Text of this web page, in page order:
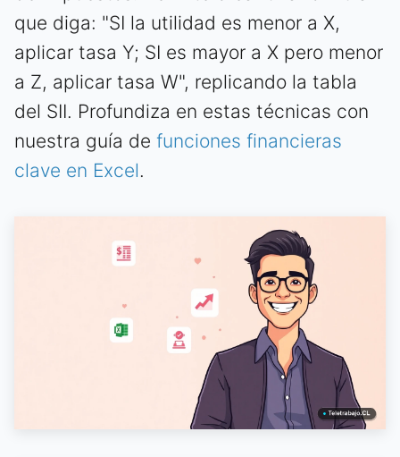
que diga: "SI la utilidad es menor a X,
aplicar tasa Y; SI es mayor a X pero menor
a Z, aplicar tasa W", replicando la tabla
del SII. Profundiza en estas técnicas con
nuestra guía de funciones financieras
clave en Excel.